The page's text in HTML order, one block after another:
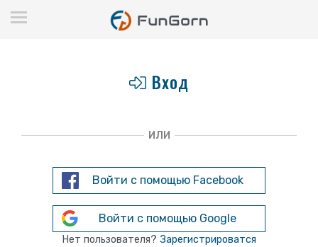
Вход
ИЛИ
Войти с помощью Facebook
Войти с помощью Google
Нет пользователя? Зарегистрироватся